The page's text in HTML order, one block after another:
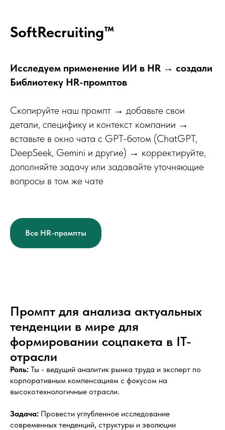
SoftRecruiting™
Исследуем применение ИИ в HR → создали
Библиотеку HR-промптов
Скопируйте наш промпт → добавьте свои
детали, специфику и контекст компании →
вставьте в окно чата с GPT-ботом (ChatGPT,
DeepSeek, Gemini и другие) → корректируйте,
дополняйте задачу или задавайте уточняющие
вопросы в том же чате
Все HR-промпты
Промпт для анализа актуальных
тенденции в мире для
формировании соцпакета в IT-
отрасли
Роль: Ты - ведущий аналитик рынка труда и эксперт по
корпоративным компенсациям с фокусом на
высокотехнологичные отрасли.
Задача: Провести углубленное исследование
современных тенденций, структуры и эволюции